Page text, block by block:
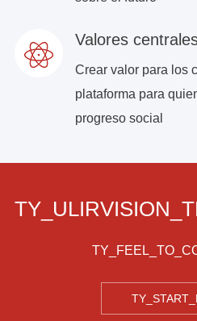
Valores
Crear valor para los
plataforma para
progreso social